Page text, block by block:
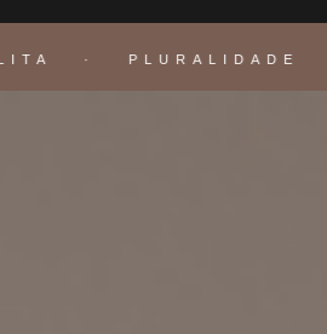
· PLURALIDADE